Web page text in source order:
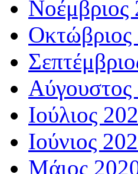
Νοέμβριος
Οκτώβριος
Αύγουστος
Ιούλιος
Ιούνιος
Μάιος